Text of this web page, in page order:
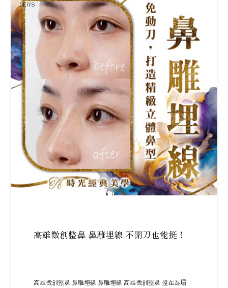
NEWS
高雄微創整鼻 鼻雕埋線 不開刀也能挺！
高雄微創整鼻 鼻雕埋線 鼻雕埋線 高雄微創整鼻 還在為塌